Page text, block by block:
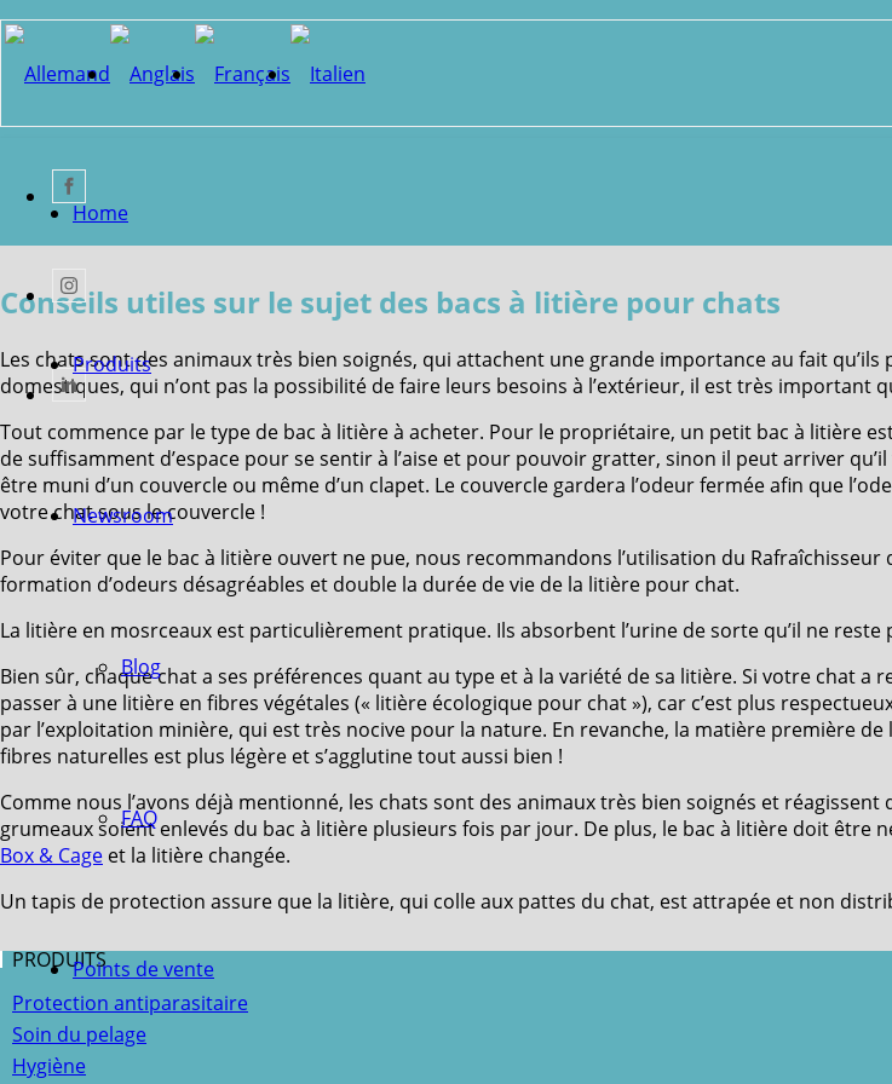
Home
Produits
Newsroom
Blog
FAQ
Points de vente
Conseils utiles sur le sujet des bacs à litière pour chats
Les chats sont des animaux très bien soignés, qui attachent une grande importance au fait
domestiques, qui n’ont pas la possibilité de faire leurs besoins à l’extérieur, il est très important
Tout commence par le type de bac à litière à acheter. Pour le propriétaire, un petit bac à litière
de suffisamment d’espace pour se sentir à l’aise et pour pouvoir gratter, sinon il peut arriver
être muni d’un couvercle ou même d’un clapet. Le couvercle gardera l’odeur fermée afin que
votre chat sous le couvercle !
Pour éviter que le bac à litière ouvert ne pue, nous recommandons l’utilisation du Rafraîchisseur
formation d’odeurs désagréables et double la durée de vie de la litière pour chat.
La litière en mosrceaux est particulièrement pratique. Ils absorbent l’urine de sorte qu’il ne reste
Bien sûr, chaque chat a ses préférences quant au type et à la variété de sa litière. Si votre chat a
passer à une litière en fibres végétales (« litière écologique pour chat »), car c’est plus
par l’exploitation minière, qui est très nocive pour la nature. En revanche, la matière première
fibres naturelles est plus légère et s’agglutine tout aussi bien !
Comme nous l’avons déjà mentionné, les chats sont des animaux très bien soignés et
grumeaux soient enlevés du bac à litière plusieurs fois par jour. De plus, le bac à litière doit être
Box & Cage et la litière changée.
Un tapis de protection assure que la litière, qui colle aux pattes du chat, est attrapée et non
PRODUITS
Protection antiparasitaire
Soin du pelage
Hygiène